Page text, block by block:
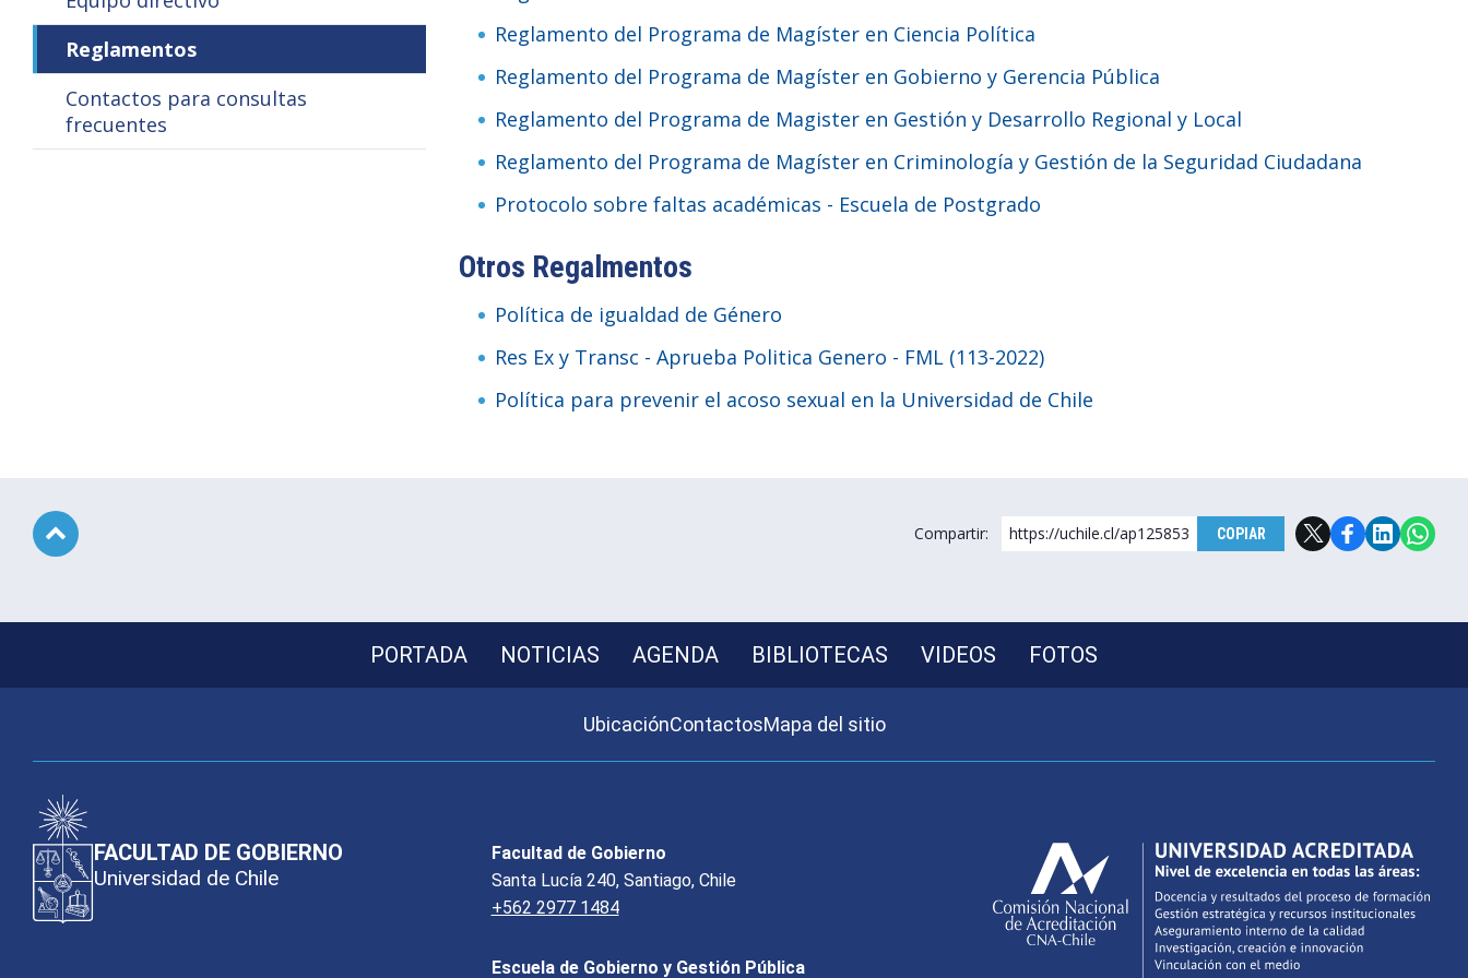
Reglamentos
Contactos para consultas
frecuentes
Reglamento del Programa de Magíster en Ciencia Política
Reglamento del Programa de Magíster en Gobierno y Gerencia Pública
Reglamento del Programa de Magister en Gestión y Desarrollo Regional y Local
Reglamento del Programa de Magíster en Criminología y Gestión de la Seguridad Ciudadana
Protocolo sobre faltas académicas - Escuela de Postgrado
Otros Regalmentos
Política de igualdad de Género
Res Ex y Transc - Aprueba Politica Genero - FML (113-2022)
Política para prevenir el acoso sexual en la Universidad de Chile
Compartir: https://uchile.cl/ap125853 COPIAR
PORTADA NOTICIAS AGENDA BIBLIOTECAS VIDEOS FOTOS
UbicaciónContactosMapa del sitio
FACULTAD DE GOBIERNO
Universidad de Chile
Facultad de Gobierno
Santa Lucía 240, Santiago, Chile
+562 2977 1484
Escuela de Gobierno y Gestión Pública